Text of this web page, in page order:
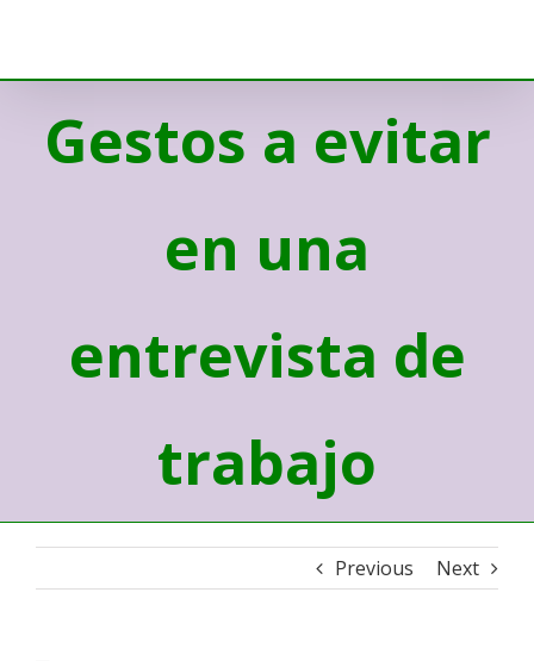
Gestos a evitar
en una
entrevista de
trabajo
Previous Next